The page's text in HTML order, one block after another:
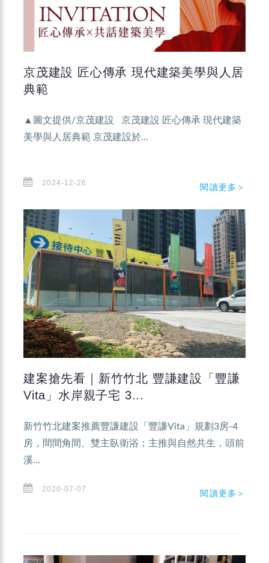
京茂建設 匠心傳承 現代建築美學與人居
典範
▲圖文提供/京茂建設 京茂建設 匠心傳承 現代建築
美學與人居典範 京茂建設於...
2024-12-26 閱讀更多＞
建案搶先看｜新竹竹北 豐謙建設「豐謙
Vita」水岸親子宅 3...
新竹竹北建案推薦豐謙建設「豐謙Vita」規劃3房-4
房，間間角間、雙主臥衛浴；主推與自然共生，頭前
溪...
2020-07-07 閱讀更多＞